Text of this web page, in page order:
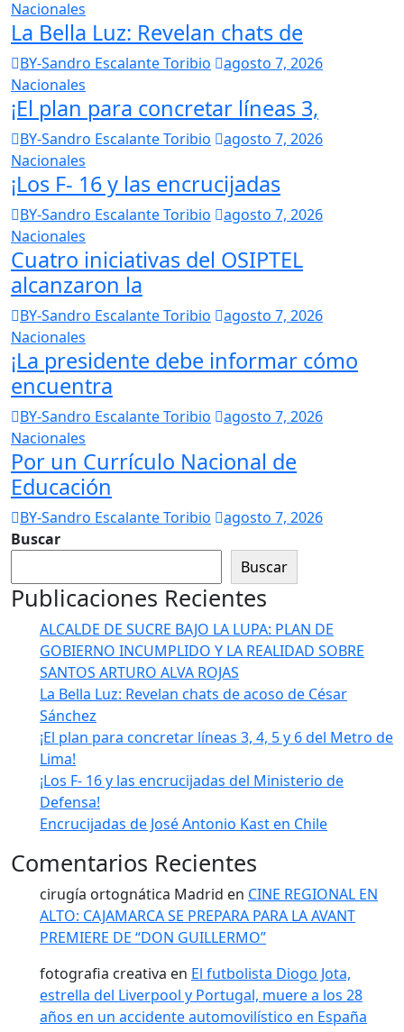
Nacionales
La Bella Luz: Revelan chats de
BY-Sandro Escalante Toribio
agosto 7, 2026
Nacionales
¡El plan para concretar líneas 3,
BY-Sandro Escalante Toribio
agosto 7, 2026
Nacionales
¡Los F- 16 y las encrucijadas
BY-Sandro Escalante Toribio
agosto 7, 2026
Nacionales
Cuatro iniciativas del OSIPTEL
alcanzaron la
BY-Sandro Escalante Toribio
agosto 7, 2026
Nacionales
¡La presidente debe informar cómo
encuentra
BY-Sandro Escalante Toribio
agosto 7, 2026
Nacionales
Por un Currículo Nacional de
Educación
BY-Sandro Escalante Toribio
agosto 7, 2026
Buscar
Buscar
Publicaciones Recientes
ALCALDE DE SUCRE BAJO LA LUPA: PLAN DE
GOBIERNO INCUMPLIDO Y LA REALIDAD SOBRE
SANTOS ARTURO ALVA ROJAS
La Bella Luz: Revelan chats de acoso de César
Sánchez
¡El plan para concretar líneas 3, 4, 5 y 6 del Metro de
Lima!
¡Los F- 16 y las encrucijadas del Ministerio de
Defensa!
Encrucijadas de José Antonio Kast en Chile
Comentarios Recientes
cirugía ortognática Madrid en CINE REGIONAL EN
ALTO: CAJAMARCA SE PREPARA PARA LA AVANT
PREMIERE DE “DON GUILLERMO”
fotografia creativa en El futbolista Diogo Jota,
estrella del Liverpool y Portugal, muere a los 28
años en un accidente automovilístico en España